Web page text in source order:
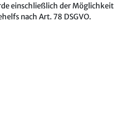
einschließlich der Möglichkeit
nach Art. 78 DSGVO.